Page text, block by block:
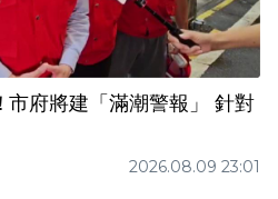
府將建「滿潮警報」 針對
2026.08.09 23:01